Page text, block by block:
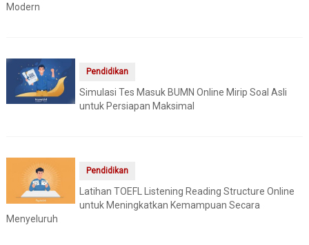
Modern
Pendidikan
Simulasi Tes Masuk BUMN Online Mirip Soal Asli
untuk Persiapan Maksimal
Pendidikan
Latihan TOEFL Listening Reading Structure Online
untuk Meningkatkan Kemampuan Secara
Menyeluruh